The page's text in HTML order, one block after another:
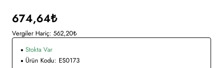
674,64₺
Vergiler Hariç: 562,20₺
Stokta Var
Ürün Kodu: ES0173